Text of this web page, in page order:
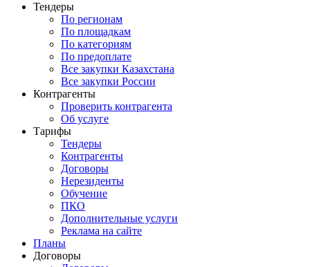
Тендеры
По регионам
По площадкам
По категориям
По предоплате
Все закупки Казахстана
Все закупки России
Контрагенты
Проверить контрагента
Об услуге
Тарифы
Тендеры
Контрагенты
Договоры
Нерезиденты
Обучение
ПКО
Дополнительные услуги
Реклама на сайте
Планы
Договоры